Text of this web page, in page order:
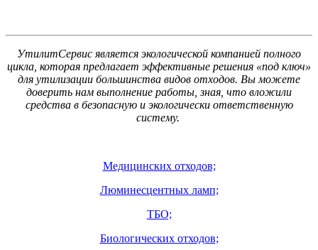
УтилитСервис является экологической компанией полного
цикла, которая предлагает эффективные решения «под ключ»
для утилизации большинства видов отходов. Вы можете
доверить нам выполнение работы, зная, что вложили
средства в безопасную и экологически ответственную
систему.
Медицинских отходов;
Люминесцентных ламп;
ТБО;
Биологических отходов;